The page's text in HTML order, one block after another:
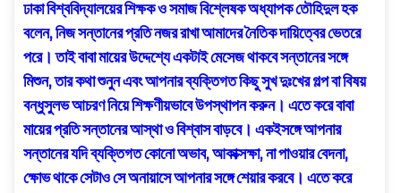
ঢাকা বিশ্ববিদ্যালয়ের শিক্ষক ও সমাজ বিশ্লেষক অধ্যাপক তৌহিদুল হক
বলেন, নিজ সন্তানের প্রতি নজর রাখা আমাদের নৈতিক দায়িত্বের ভেতরে
পরে। তাই বাবা মায়ের উদ্দেশ্যে একটাই মেসেজ থাকবে সন্তানের সঙ্গে
মিশুন, তার কথা শুনুন এবং আপনার ব্যক্তিগত কিছু সুখ দুঃখের গল্প বা বিষয়
বন্ধুসুলভ আচরণ নিয়ে শিক্ষণীয়ভাবে উপস্থাপন করুন। এতে করে বাবা
মায়ের প্রতি সন্তানের আস্থা ও বিশ্বাস বাড়বে। একইসঙ্গে আপনার
সন্তানের যদি ব্যক্তিগত কোনো অভাব, আকাক্সক্ষা, না পাওয়ার বেদনা,
ক্ষোভ থাকে সেটাও সে অনায়াসে আপনার সঙ্গে শেয়ার করবে। এতে করে